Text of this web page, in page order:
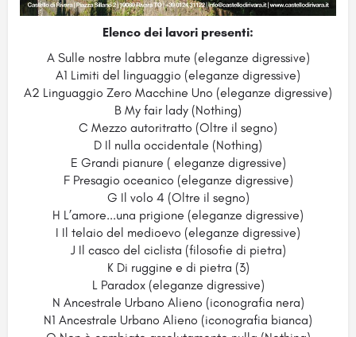
Elenco dei lavori presenti:
A Sulle nostre labbra mute (eleganze digressive)
A1 Limiti del linguaggio (eleganze digressive)
A2 Linguaggio Zero Macchine Uno (eleganze digressive)
B My fair lady (Nothing)
C Mezzo autoritratto (Oltre il segno)
D Il nulla occidentale (Nothing)
E Grandi pianure ( eleganze digressive)
F Presagio oceanico (eleganze digressive)
G Il volo 4 (Oltre il segno)
H L’amore...una prigione (eleganze digressive)
I Il telaio del medioevo (eleganze digressive)
J Il casco del ciclista (filosofie di pietra)
K Di ruggine e di pietra (3)
L Paradox (eleganze digressive)
N Ancestrale Urbano Alieno (iconografia nera)
N1 Ancestrale Urbano Alieno (iconografia bianca)